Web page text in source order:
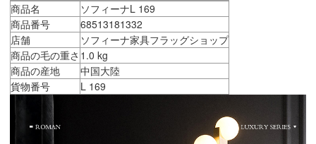
商品名
ソフィーナL 169
商品番号
68513181332
店舗
ソフィーナ家具フラッグショップ
商品の毛の重さ 1.0 kg
商品の産地
中国大陸
貨物番号
L 169